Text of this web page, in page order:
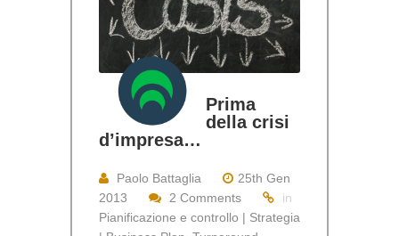
Prima
della crisi
d’impresa…
Paolo Battaglia
25th Gen
2013
2 Comments
in
Pianificazione e controllo | Strategia